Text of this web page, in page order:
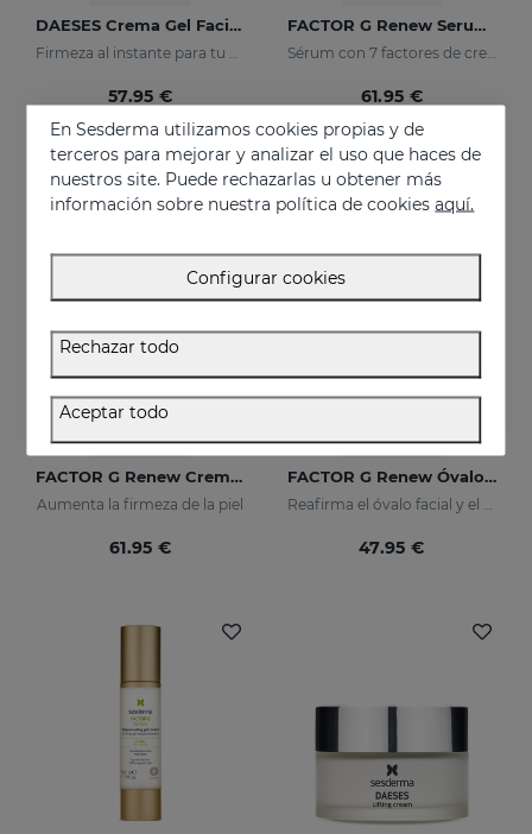
DAESES Crema Gel Facial Reafirmante
57.95 €
FACTOR G Renew Serum Liposomado
Sérum con 7 factores de crecimiento
61.95 €
Añadir
FACTOR G Renew Crema Rejuvenecedora
Aumenta la firmeza de la piel
61.95 €
Añadir
FACTOR G Renew Óvalo Facial & Cuello
Reafirma el óvalo facial y el cuello
47.95 €
En Sesderma utilizamos cookies propias y de
terceros para mejorar y analizar el uso que haces de
nuestros site. Puede rechazarlas u obtener más
información sobre nuestra política de cookiesaquí.
Configurar cookies
Rechazar todo
Aceptar todo